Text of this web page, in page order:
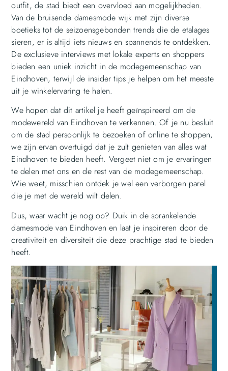
outfit, de stad biedt een overvloed aan mogelijkheden.
Van de bruisende damesmode wijk met zijn diverse
boetieks tot de seizoensgebonden trends die de etalages
sieren, er is altijd iets nieuws en spannends te ontdekken.
De exclusieve interviews met lokale experts en shoppers
bieden een uniek inzicht in de modegemeenschap van
Eindhoven, terwijl de insider tips je helpen om het meeste
uit je winkelervaring te halen.
We hopen dat dit artikel je heeft geïnspireerd om de
modewereld van Eindhoven te verkennen. Of je nu besluit
om de stad persoonlijk te bezoeken of online te shoppen,
we zijn ervan overtuigd dat je zult genieten van alles wat
Eindhoven te bieden heeft. Vergeet niet om je ervaringen
te delen met ons en de rest van de modegemeenschap.
Wie weet, misschien ontdek je wel een verborgen parel
die je met de wereld wilt delen.
Dus, waar wacht je nog op? Duik in de sprankelende
damesmode van Eindhoven en laat je inspireren door de
creativiteit en diversiteit die deze prachtige stad te bieden
heeft.